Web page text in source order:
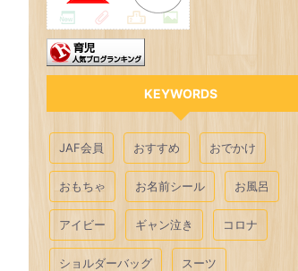
KEYWORDS
JAF会員 おすすめ おでかけ
おもちゃ お名前シール お風呂
アイビー ギャン泣き コロナ
ショルダーバッグ スーツ